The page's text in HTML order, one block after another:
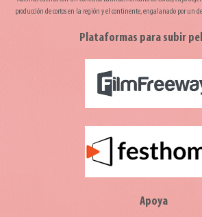
producción de cortos en la región y el continente, engalanado por un
Plataformas para subir
Apoya